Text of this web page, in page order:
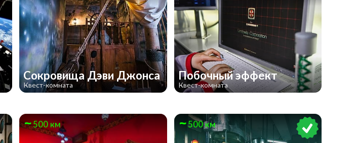
Сокровища Дэви Джонса
Квест-комната
Побочный эффект
Квест-комната
500 км 500 км